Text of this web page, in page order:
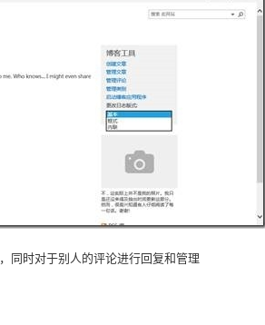
同时对于别人的评论进行回复和管理